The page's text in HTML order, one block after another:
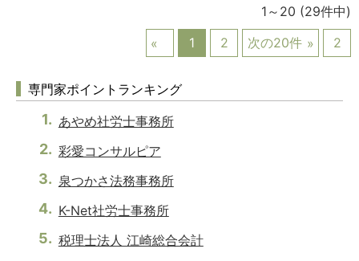
1～20 (29件中)
1
2 次の20件 2
専門家ポイントランキング
あやめ社労士事務所
彩愛コンサルピア
泉つかさ法務事務所
K-Net社労士事務所
税理士法人 江崎総合会計